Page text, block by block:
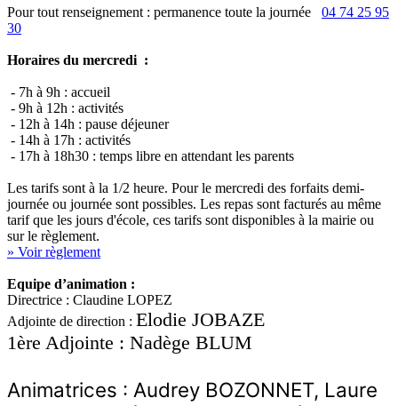
Pour tout renseignement : permanence toute la journée 04 74 25 95
30
Horaires du mercredi :
- 7h à 9h : accueil
- 9h à 12h : activités
- 12h à 14h : pause déjeuner
- 14h à 17h : activités
- 17h à 18h30 : temps libre en attendant les parents
Les tarifs sont à la 1/2 heure. Pour le mercredi des forfaits demi-
journée ou journée sont possibles. Les repas sont facturés au même
tarif que les jours d'école, ces tarifs sont disponibles à la mairie ou
sur le règlement.
» Voir règlement
Equipe d’animation :
Directrice : Claudine LOPEZ
Adjointe de direction : Elodie JOBAZE
1ère Adjointe : Nadège BLUM
Animatrices : Audrey BOZONNET, Laure